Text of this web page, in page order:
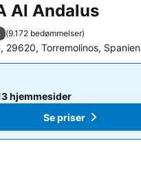
Al Andalus
(9.172 bedømmelser)
29620, Torremolinos, Spanien
hjemmesider
Se priser
hjemmesider
Se priser